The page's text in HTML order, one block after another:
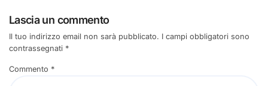
Lascia un commento
Il tuo indirizzo email non sarà pubblicato. I campi obbligatori sono
contrassegnati *
Commento *